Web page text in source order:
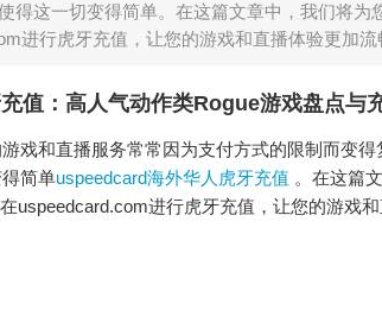
得这一切变得简单。在这篇文章中，我们将
进行虎牙充值，让您的游戏和直播体验更加流
值：高人气动作类Rogue游戏盘点与
戏和直播服务常常因为支付方式的限制而变
简单uspeedcard海外华人虎牙充值 。在这篇
uspeedcard.com进行虎牙充值，让您的游戏和